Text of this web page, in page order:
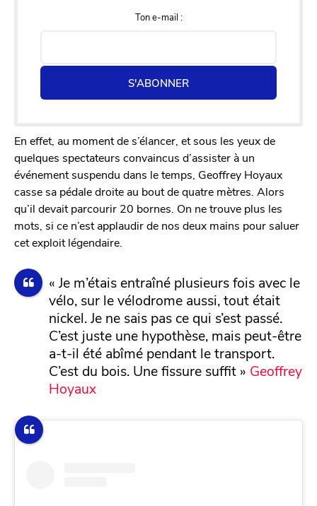
Ton e-mail :
S'ABONNER
En effet, au moment de s’élancer, et sous les yeux de
quelques spectateurs convaincus d’assister à un
événement suspendu dans le temps, Geoffrey Hoyaux
casse sa pédale droite au bout de quatre mètres. Alors
qu’il devait parcourir 20 bornes. On ne trouve plus les
mots, si ce n’est applaudir de nos deux mains pour saluer
cet exploit légendaire.
« Je m’étais entraîné plusieurs fois avec le
vélo, sur le vélodrome aussi, tout était
nickel. Je ne sais pas ce qui s’est passé.
C’est juste une hypothèse, mais peut-être
a-t-il été abîmé pendant le transport.
C’est du bois. Une fissure suffit » Geoffrey
Hoyaux